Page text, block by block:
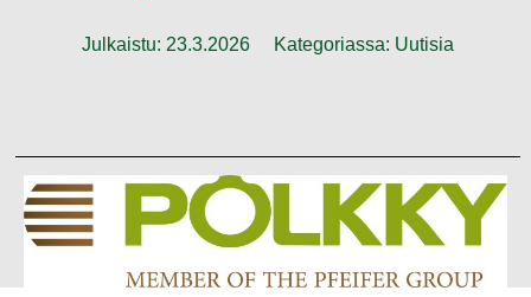
Julkaistu: 23.3.2026 Kategoriassa: Uutisia